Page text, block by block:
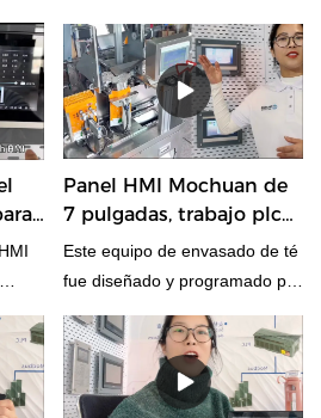
los
y
Panel HMI Mochuan de
7 pulgadas, trabajo plc
para equipos de
envasado de té
Este equipo de envasado de té
fue diseñado y programado por
ingeniero de Mochuan para dar
servicio a nuestro fabricante de
equipos domésticos a través de